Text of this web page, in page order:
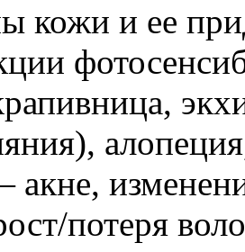
кожи и ее
потеря